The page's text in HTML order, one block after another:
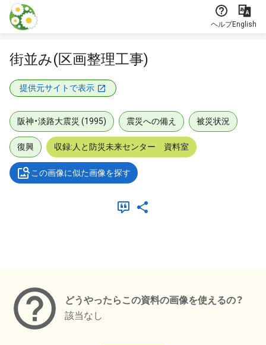
本文に飛ぶ
ヘルプEnglish
街並み(区画整理工事)
提供元サイトで表示
阪神・淡路大震災 (1995) 震災への備え 被災状況
復興 収録:人と防災未来センター 資料室
この画像に似た画像を探す
どうやったらこの資料の画像を使えるの？
該当なし